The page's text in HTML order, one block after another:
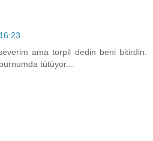
ama torpil dedin beni bitirdin.
tütüyor...